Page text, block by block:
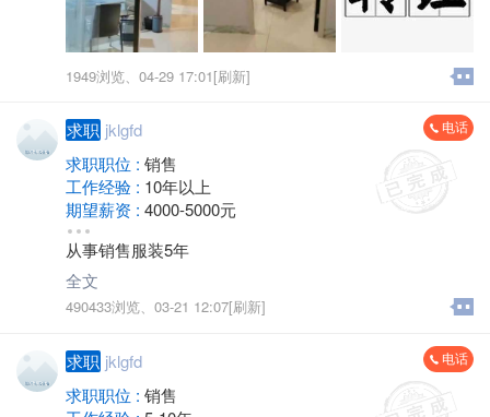
1949浏览、 04-29 17:01[刷新]
求职 jklgfd 电话
求职职位 : 销售
工作经验 : 10年以上
期望薪资 : 4000-5000元
地区 :
从事销售服装5年
全文
490433浏览、 03-21 12:07[刷新]
求职 jklgfd 电话
求职职位 : 销售